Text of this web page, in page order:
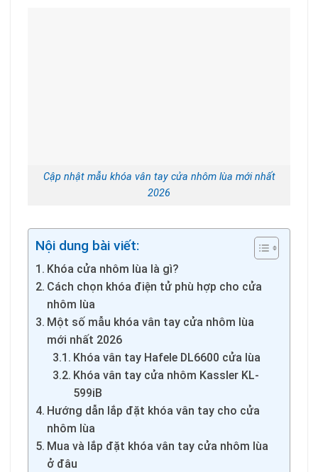
Cập nhật mẫu khóa vân tay cửa nhôm lùa mới nhất
2026
Nội dung bài viết:
Khóa cửa nhôm lùa là gì?
Cách chọn khóa điện tử phù hợp cho cửa
nhôm lùa
Một số mẫu khóa vân tay cửa nhôm lùa
mới nhất 2026
Khóa vân tay Hafele DL6600 cửa lùa
Khóa vân tay cửa nhôm Kassler KL-
599iB
Hướng dẫn lắp đặt khóa vân tay cho cửa
nhôm lùa
Mua và lắp đặt khóa vân tay cửa nhôm lùa
ở đâu